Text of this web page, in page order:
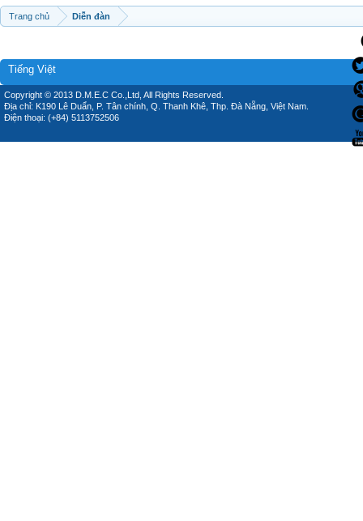
Trang chủ Diễn đàn
Tiếng Việt
Copyright © 2013 D.M.E.C Co.,Ltd, All Rights Reserved.
Địa chỉ: K190 Lê Duẩn, P. Tân chính, Q. Thanh Khê, Thp. Đà Nẵng, Việt Nam.
Điện thoại: (+84) 5113752506